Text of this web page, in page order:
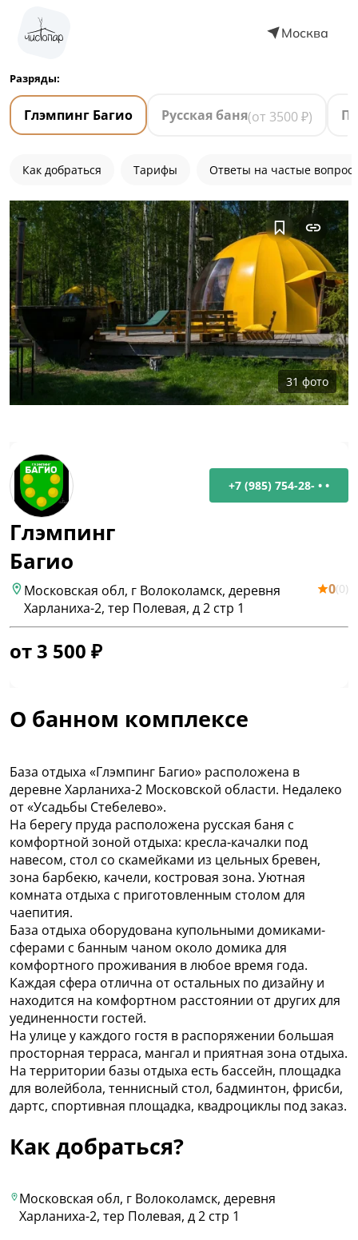
Москва
Разряды:
Глэмпинг Багио Русская баня(от 3500 ₽)
Как добраться Тарифы Ответы на частые
31 фото
+7 (985) 754-28- • •
Глэмпинг
Багио
Московская обл, г Волоколамск, деревня
Харланиха-2, тер Полевая, д 2 стр 1
0(0)
от 3 500 ₽
О банном комплексе
База отдыха «Глэмпинг Багио» расположена в
деревне Харланиха-2 Московской области. Недалеко
от «Усадьбы Стебелево».
На берегу пруда расположена русская баня с
комфортной зоной отдыха: кресла-качалки под
навесом, стол со скамейками из цельных бревен,
зона барбекю, качели, костровая зона. Уютная
комната отдыха с приготовленным столом для
чаепития.
База отдыха оборудована купольными домиками-
сферами с банным чаном около домика для
комфортного проживания в любое время года.
Каждая сфера отлична от остальных по дизайну и
находится на комфортном расстоянии от других для
уединенности гостей.
На улице у каждого гостя в распоряжении большая
просторная терраса, мангал и приятная зона отдыха.
На территории базы отдыха есть бассейн, площадка
для волейбола, теннисный стол, бадминтон, фрисби,
дартс, спортивная площадка, квадроциклы под заказ.
Как добраться?
Московская обл, г Волоколамск, деревня
Харланиха-2, тер Полевая, д 2 стр 1